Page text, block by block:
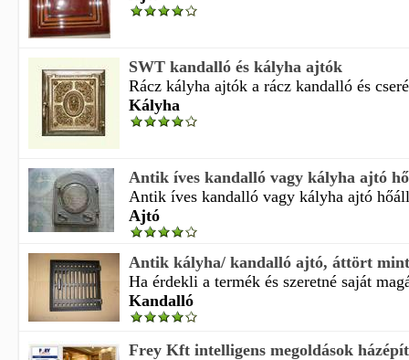
SWT kandalló és kályha ajtók
Rácz kályha ajtók a rácz kandalló és
Kályha
Antik íves kandalló vagy kályha ajtó
Antik íves kandalló vagy kályha ajtó
Ajtó
Antik kályha/ kandalló ajtó, áttört
Ha érdekli a termék és szeretné saját
Kandalló
Frey Kft intelligens megoldások